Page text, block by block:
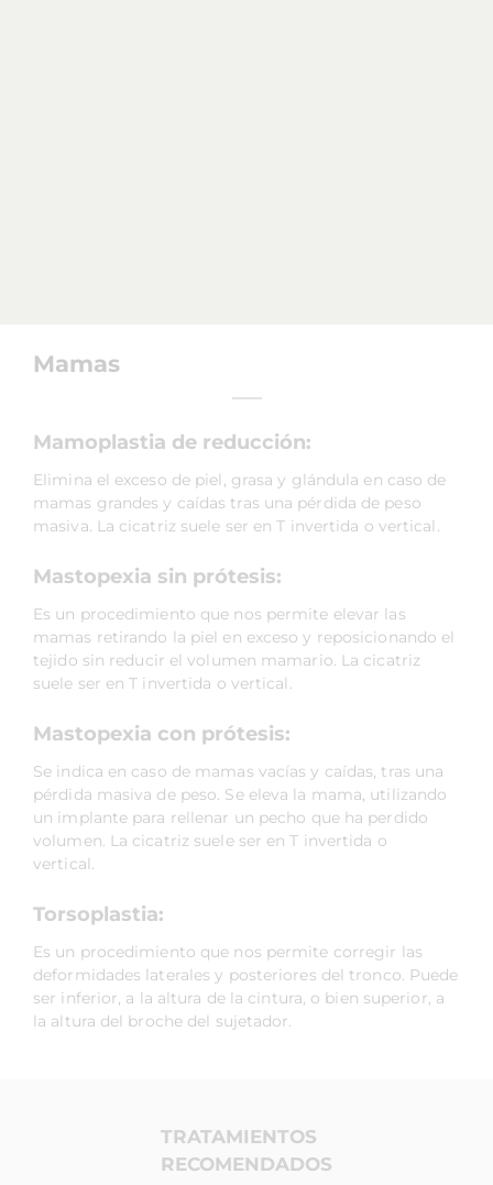
Mamas
Mamoplastia de reducción:
Elimina el exceso de piel, grasa y glándula en caso de
mamas grandes y caídas tras una pérdida de peso
masiva. La cicatriz suele ser en T invertida o vertical.
Mastopexia sin prótesis:
Es un procedimiento que nos permite elevar las
mamas retirando la piel en exceso y reposicionando el
tejido sin reducir el volumen mamario. La cicatriz
suele ser en T invertida o vertical.
Mastopexia con prótesis:
Se indica en caso de mamas vacías y caídas, tras una
pérdida masiva de peso. Se eleva la mama, utilizando
un implante para rellenar un pecho que ha perdido
volumen. La cicatriz suele ser en T invertida o
vertical.
Torsoplastia:
Es un procedimiento que nos permite corregir las
deformidades laterales y posteriores del tronco. Puede
ser inferior, a la altura de la cintura, o bien superior, a
la altura del broche del sujetador.
TRATAMIENTOS
RECOMENDADOS